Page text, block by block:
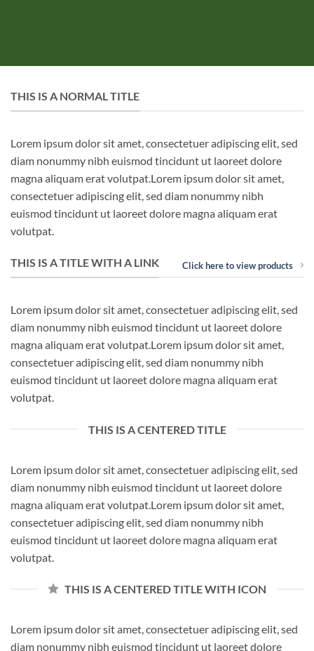
THIS IS A NORMAL TITLE
Lorem ipsum dolor sit amet, consectetuer adipiscing elit, sed
diam nonummy nibh euismod tincidunt ut laoreet dolore
magna aliquam erat volutpat.Lorem ipsum dolor sit amet,
consectetuer adipiscing elit, sed diam nonummy nibh
euismod tincidunt ut laoreet dolore magna aliquam erat
volutpat.
THIS IS A TITLE WITH A LINK Click here to view products
Lorem ipsum dolor sit amet, consectetuer adipiscing elit, sed
diam nonummy nibh euismod tincidunt ut laoreet dolore
magna aliquam erat volutpat.Lorem ipsum dolor sit amet,
consectetuer adipiscing elit, sed diam nonummy nibh
euismod tincidunt ut laoreet dolore magna aliquam erat
volutpat.
THIS IS A CENTERED TITLE
Lorem ipsum dolor sit amet, consectetuer adipiscing elit, sed
diam nonummy nibh euismod tincidunt ut laoreet dolore
magna aliquam erat volutpat.Lorem ipsum dolor sit amet,
consectetuer adipiscing elit, sed diam nonummy nibh
euismod tincidunt ut laoreet dolore magna aliquam erat
volutpat.
THIS IS A CENTERED TITLE WITH ICON
Lorem ipsum dolor sit amet, consectetuer adipiscing elit, sed
diam nonummy nibh euismod tincidunt ut laoreet dolore